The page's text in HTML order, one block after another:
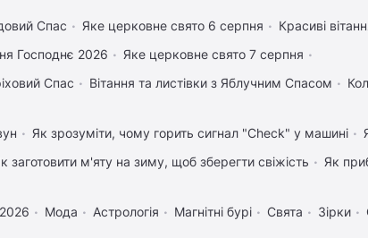
Спас Яке церковне свято 6 серпня
Красиві
Господнє 2026
Яке церковне свято 7 серпня
Спас
Вітання та листівки з Яблучним Спасом
Як зрозуміти, чому горить сигнал "Check" у машині
заготовити м'яту на зиму, щоб зберегти свіжість Як
Мода Астрологія Магнітні бурі Свята Зірки